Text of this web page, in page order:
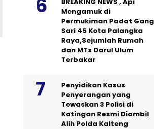
Mengamuk di
Permukiman Padat Gang
Sari 45 Kota Palangka
Raya,Sejumlah Rumah
dan MTs Darul Ulum
Terbakar
Penyidikan Kasus
Penyerangan yang
Tewaskan 3 Polisi di
Katingan Resmi Diambil
Alih Polda Kalteng